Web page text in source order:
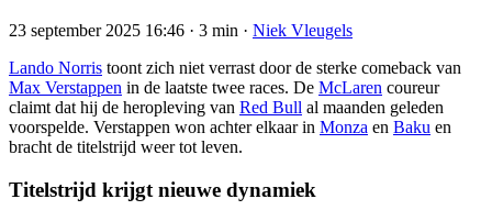
23 september 2025 16:46 · 3 min · Niek Vleugels
Lando Norris toont zich niet verrast door de sterke comeback van
Max Verstappen in de laatste twee races. De McLaren coureur
claimt dat hij de heropleving van Red Bull al maanden geleden
voorspelde. Verstappen won achter elkaar in Monza en Baku en
bracht de titelstrijd weer tot leven.
Titelstrijd krijgt nieuwe dynamiek